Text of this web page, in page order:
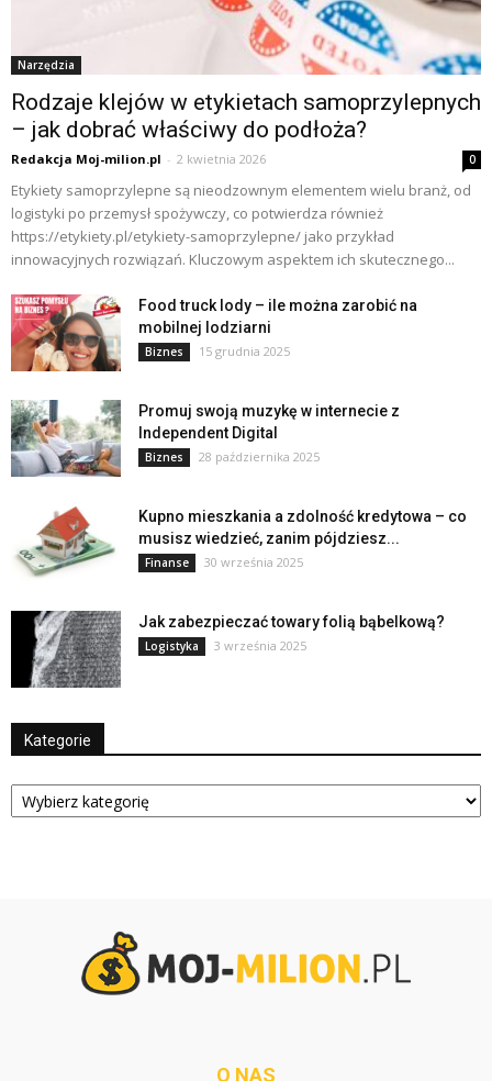
Narzędzia
Rodzaje klejów w etykietach samoprzylepnych
– jak dobrać właściwy do podłoża?
Redakcja Moj-milion.pl - 2 kwietnia 2026 0
Etykiety samoprzylepne są nieodzownym elementem wielu branż, od
logistyki po przemysł spożywczy, co potwierdza również
https://etykiety.pl/etykiety-samoprzylepne/ jako przykład
innowacyjnych rozwiązań. Kluczowym aspektem ich skutecznego...
Food truck lody – ile można zarobić na
mobilnej lodziarni
Biznes 15 grudnia 2025
Promuj swoją muzykę w internecie z
Independent Digital
Biznes 28 października 2025
Kupno mieszkania a zdolność kredytowa – co
musisz wiedzieć, zanim pójdziesz...
Finanse 30 września 2025
Jak zabezpieczać towary folią bąbelkową?
Logistyka 3 września 2025
Kategorie
Kategorie
O NAS